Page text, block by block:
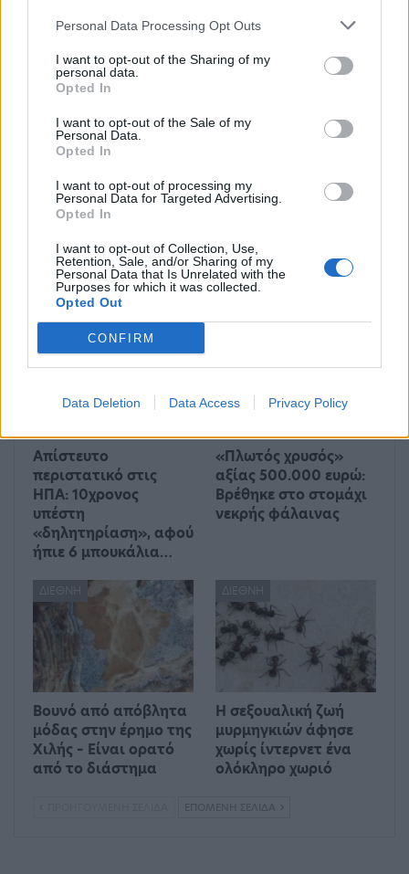
Personal Data Processing Opt Outs
I want to opt-out of the Sharing of my
personal data.
Opted In
I want to opt-out of the Sale of my
Personal Data.
Opted In
I want to opt-out of processing my
Personal Data for Targeted Advertising.
Opted In
I want to opt-out of Collection, Use,
Retention, Sale, and/or Sharing of my
Personal Data that Is Unrelated with the
Purposes for which it was collected.
Opted Out
CONFIRM
Data Deletion Data Access Privacy Policy
Σεξ σχέσεις
ΠΡΟΗΓΟΎΜΕΝΟ ΆΡΘΡΟ
Λιμενικό: Δύο συλλήψεις
για ναρκωτικά στην
Αττική
Γερμανία: Η κρατική
τηλεόραση ανακοίνσωε
εκλογών… δύο ημέρες
νωρίτερα
Μπορεί επίσης να σε ενδιαφέρει
Απίστευτο
περιστατικό στις
ΗΠΑ: 10χρονος
υπέστη
«δηλητηρίαση», αφού
ήπιε 6 μπουκάλια…
«Πλωτός χρυσός»
αξίας 500.000 ευρώ:
Βρέθηκε στο στομάχι
νεκρής φάλαινας
ΔΙΕΘΝΉ
Βουνό από απόβλητα
μόδας στην έρημο της
Χιλής – Είναι ορατό
από το διάστημα
ΔΙΕΘΝΉ
Η σεξουαλική ζωή
μυρμηγκιών άφησε
χωρίς ίντερνετ ένα
ολόκληρο χωριό
ΕΠΌΜΕΝΗ ΣΕΛΊΔΑ